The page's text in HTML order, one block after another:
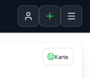
AnmeldenInserat
Karte